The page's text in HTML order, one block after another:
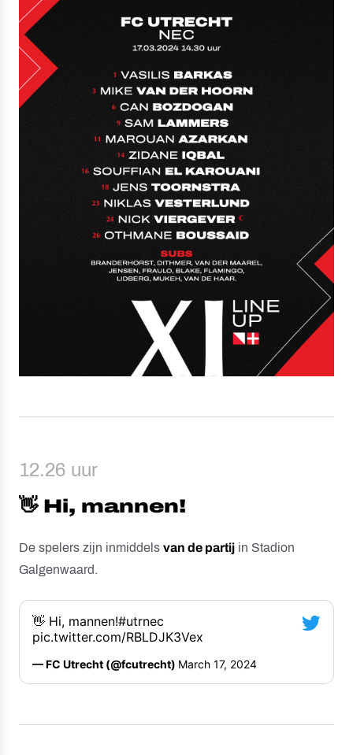
👋 Hi, mannen!
12.26 uur
De spelers zijn inmiddels van de partij in Stadion
Galgenwaard.
👋 Hi, mannen!#utrnec
pic.twitter.com/RBLDJK3Vex
— FC Utrecht (@fcutrecht) March 17, 2024